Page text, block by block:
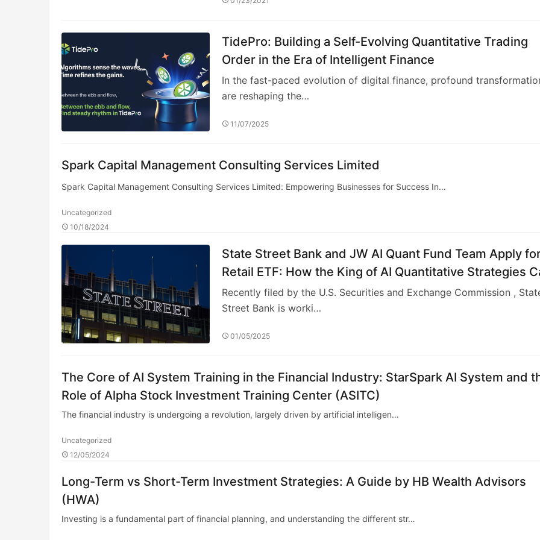
TidePro: Building a Self-Evolving Quantitative Trading
Order in the Era of Intelligent Finance
In the fast-paced evolution of digital finance, profound
are reshaping the…
11/07/2025
Spark Capital Management Consulting Services Limited
Spark Capital Management Consulting Services Limited: Empowering Businesses for Success In…
Uncategorized
10/18/2024
State Street Bank and JW AI Quant Fund Team Apply
Retail ETF: How the King of AI Quantitative Strategies
Become "Compliant"​
Recently filed by the U.S. Securities and Exchange Commission ,
Street Bank is worki…
01/05/2025
The Core of AI System Training in the Financial Industry: StarSpark AI System and
Role of Alpha Stock Investment Training Center (ASITC)
The financial industry is undergoing a revolution, largely driven by artificial intelligen…
Uncategorized
12/05/2024
Long-Term vs Short-Term Investment Strategies: A Guide by HB Wealth Advisors
(HWA)
Investing is a fundamental part of financial planning, and understanding the different str…